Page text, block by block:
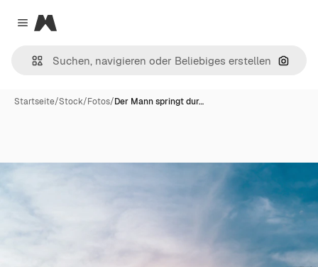
Close menu
Magnific
Nach
Startseite/Stock/Fotos/Der Mann springt dur…